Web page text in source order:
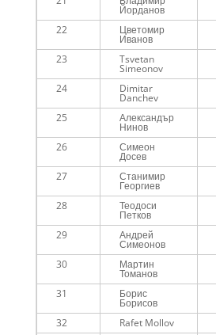
Йорданов
22 Цветомир
Иванов
23 Tsvetan
Simeonov
24 Dimitar
Danchev
25 Александър
Нинов
26 Симеон
Досев
27 Станимир
Георгиев
28 Теодоси
Петков
29 Андрей
Симеонов
30 Мартин
Томанов
31 Борис
Борисов
32 Rafet Mollov